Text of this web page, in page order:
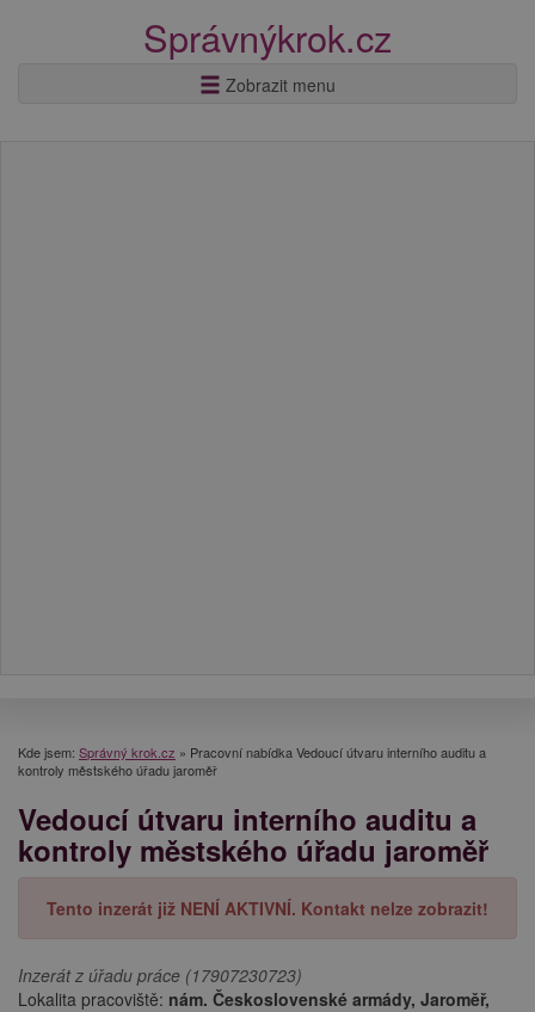
Správnýkrok.cz
Zobrazit menu
Kde jsem: Správný krok.cz » Pracovní nabídka Vedoucí útvaru interního auditu a
kontroly městského úřadu jaroměř
Vedoucí útvaru interního auditu a
kontroly městského úřadu jaroměř
Tento inzerát již NENÍ AKTIVNÍ. Kontakt nelze zobrazit!
Inzerát z úřadu práce (17907230723)
Lokalita pracoviště: nám. Československé armády, Jaroměř,